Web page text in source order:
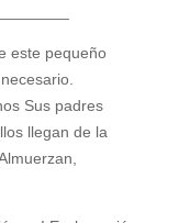
este pequeño
Sus padres
llegan de la